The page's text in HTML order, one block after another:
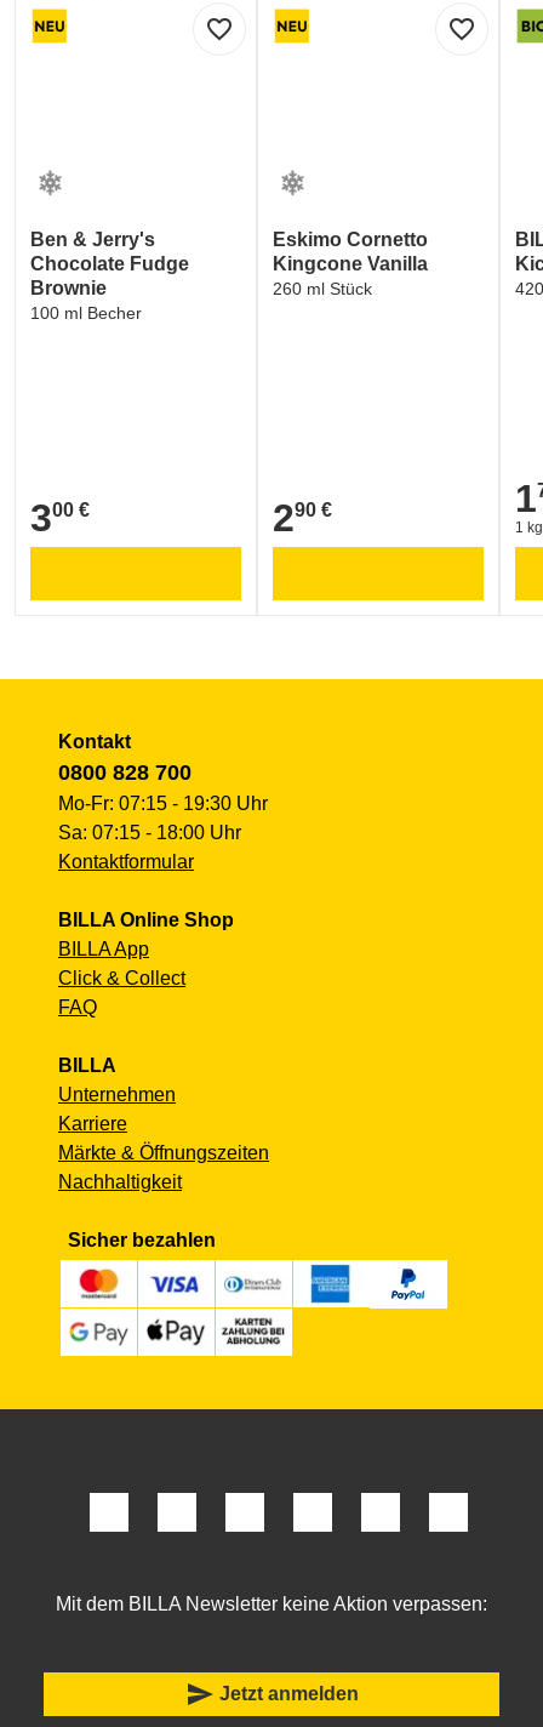
INGREDIENTS_LABELfavorite_border
Ben & Jerry's
Chocolate Fudge
Brownie
100 ml Becher
3,00 €
300 €
favorite_border
Eskimo Cornetto
Kingcone Vanilla
260 ml Stück
2,90 €
290 € 1
1
Kontakt
0800 828 700
Mo-Fr: 07:15 - 19:30 Uhr
Sa: 07:15 - 18:00 Uhr
Kontaktformular
BILLA Online Shop
BILLA App
Click & Collect
FAQ
BILLA
Unternehmen
Karriere
Märkte & Öffnungszeiten
Nachhaltigkeit
Sicher bezahlen
Mit dem BILLA Newsletter keine Aktion verpassen:
send Jetzt anmelden